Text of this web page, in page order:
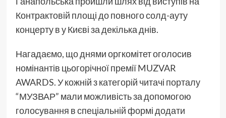
Контрактовій площі до повного солд-ауту
концерту в у Києві за декілька днів.
Нагадаємо, що днями оргкомітет оголосив
номінантів цьогорічної премії MUZVAR
AWARDS. У кожній з категорій читачі порталу
“МУЗВАР” мали можливість за допомогою
голосування в спеціальній формі додати